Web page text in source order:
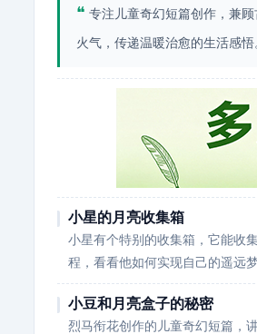
❝ 专注儿童奇幻短篇创作，兼
火气，传递温暖治愈的生活感悟
小星的月亮收集箱
小星有个特别的收集箱，它能收
程，看看他如何实现自己的遥远
小豆和月亮盒子的秘密
烈马衔花创作的儿童奇幻短篇，